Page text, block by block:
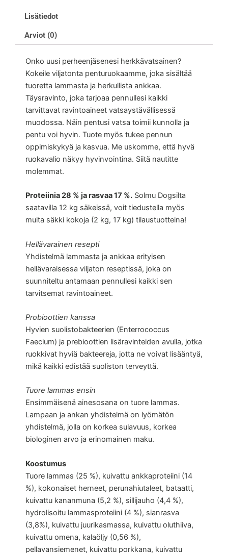
Lisätiedot
Arviot (0)
Onko uusi perheenjäsenesi herkkävatsainen?
Kokeile viljatonta penturuokaamme, joka sisältää
tuoretta lammasta ja herkullista ankkaa.
Täysravinto, joka tarjoaa pennullesi kaikki
tarvittavat ravintoaineet vatsaystävällisessä
muodossa. Näin pentusi vatsa toimii kunnolla ja
pentu voi hyvin. Tuote myös tukee pennun
oppimiskykyä ja kasvua. Me uskomme, että hyvä
ruokavalio näkyy hyvinvointina. Siitä nautitte
molemmat.
Proteiinia 28 % ja rasvaa 17 %. Solmu Dogsilta
saatavilla 12 kg säkeissä, voit tiedustella myös
muita säkki kokoja (2 kg, 17 kg) tilaustuotteina!
Hellävarainen resepti
Yhdistelmä lammasta ja ankkaa erityisen
hellävaraisessa viljaton reseptissä, joka on
suunniteltu antamaan pennullesi kaikki sen
tarvitsemat ravintoaineet.
Probioottien kanssa
Hyvien suolistobakteerien (Enterrococcus
Faecium) ja prebioottien lisäravinteiden avulla, jotka
ruokkivat hyviä bakteereja, jotta ne voivat lisääntyä,
mikä kaikki edistää suoliston terveyttä.
Tuore lammas ensin
Ensimmäisenä ainesosana on tuore lammas.
Lampaan ja ankan yhdistelmä on lyömätön
yhdistelmä, jolla on korkea sulavuus, korkea
biologinen arvo ja erinomainen maku.
Koostumus
Tuore lammas (25 %), kuivattu ankkaproteiini (14
%), kokonaiset herneet, perunahiutaleet, bataatti,
kuivattu kananmuna (5,2 %), sillijauho (4,4 %),
hydrolisoitu lammasproteiini (4 %), sianrasva
(3,8%), kuivattu juurikasmassa, kuivattu oluthiiva,
kuivattu omena, kalaöljy (0,56 %),
pellavansiemenet, kuivattu porkkana, kuivattu